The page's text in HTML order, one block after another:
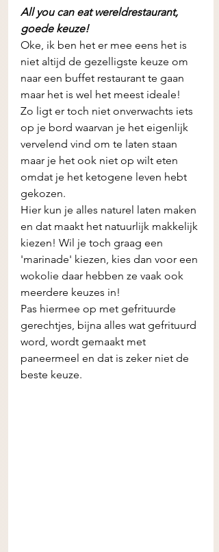
All you can eat wereldrestaurant,
goede keuze!
Oke, ik ben het er mee eens het is
niet altijd de gezelligste keuze om
naar een buffet restaurant te gaan
maar het is wel het meest ideale!
Zo ligt er toch niet onverwachts iets
op je bord waarvan je het eigenlijk
vervelend vind om te laten staan
maar je het ook niet op wilt eten
omdat je het ketogene leven hebt
gekozen.
Hier kun je alles naturel laten maken
en dat maakt het natuurlijk makkelijk
kiezen! Wil je toch graag een
'marinade' kiezen, kies dan voor een
wokolie daar hebben ze vaak ook
meerdere keuzes in!
Pas hiermee op met gefrituurde
gerechtjes, bijna alles wat gefrituurd
word, wordt gemaakt met
paneermeel en dat is zeker niet de
beste keuze.